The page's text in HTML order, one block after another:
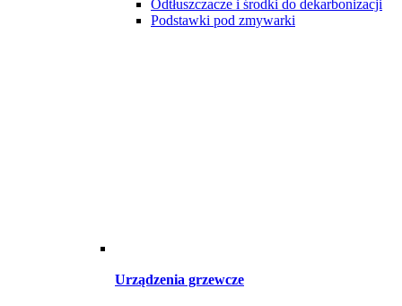
Odtłuszczacze i środki do dekarbonizacji
Podstawki pod zmywarki
Urządzenia grzewcze